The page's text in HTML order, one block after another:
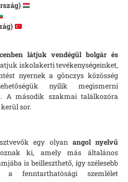
látjuk vendégül bolgár és
iskolakerti tevékenységeinket,
nyernek a gönczys közösség
nyílik megismerni
A második szakmai találkozóra
sor.
egy olyan angol nyelvű
ki, amely más általános
is beilleszthető, így szélesebb
fenntarthatósági szemlélet